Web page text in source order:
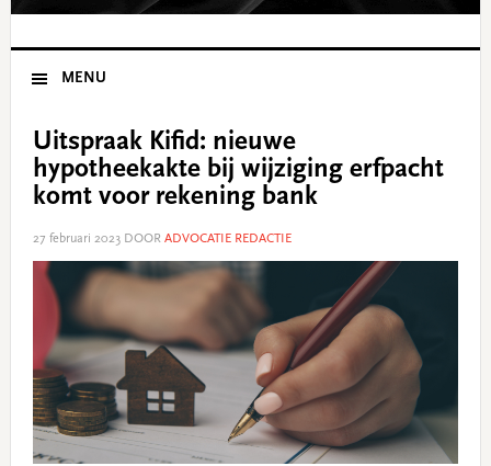
MENU
Uitspraak Kifid: nieuwe
hypotheekakte bij wijziging erfpacht
komt voor rekening bank
27 februari 2023DOOR ADVOCATIE REDACTIE